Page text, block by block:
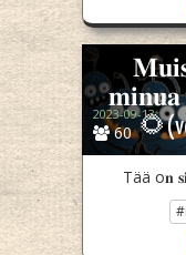
𝐦𝐢𝐧𝐮𝐚
60
2023-09-13
Tää o𝐧